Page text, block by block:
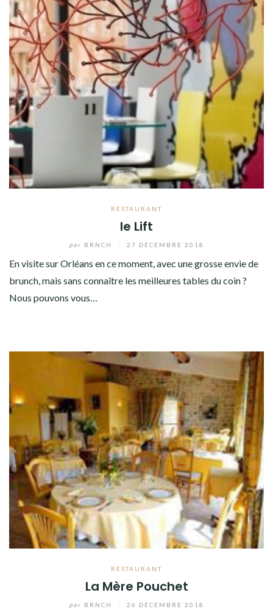
RESTAURANT
le Lift
par BRNCH 27 DÉCEMBRE 2018
En visite sur Orléans en ce moment, avec une grosse envie de
brunch, mais sans connaître les meilleures tables du coin ?
Nous pouvons vous…
RESTAURANT
La Mère Pouchet
par BRNCH 26 DÉCEMBRE 2018